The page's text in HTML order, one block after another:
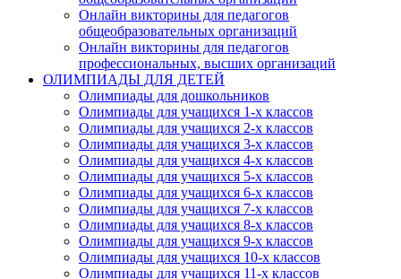
Онлайн викторины для педагогов
общеобразовательных организаций
Онлайн викторины для педагогов
профессиональных, высших организаций
ОЛИМПИАДЫ ДЛЯ ДЕТЕЙ
Олимпиады для дошкольников
Олимпиады для учащихся 1-х классов
Олимпиады для учащихся 2-х классов
Олимпиады для учащихся 3-х классов
Олимпиады для учащихся 4-х классов
Олимпиады для учащихся 5-х классов
Олимпиады для учащихся 6-х классов
Олимпиады для учащихся 7-х классов
Олимпиады для учащихся 8-х классов
Олимпиады для учащихся 9-х классов
Олимпиады для учащихся 10-х классов
Олимпиады для учащихся 11-х классов